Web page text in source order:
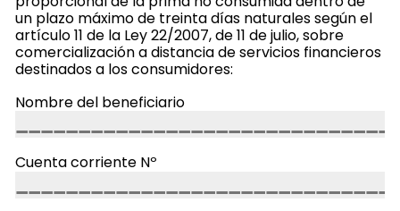
un plazo máximo de treinta días naturales según el
artículo 11 de la Ley 22/2007, de 11 de julio, sobre
comercialización a distancia de servicios financieros
destinados a los consumidores:
Nombre del beneficiario
Cuenta corriente Nº